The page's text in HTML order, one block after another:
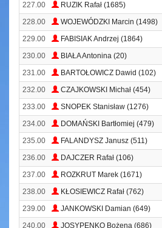
227.00
RUZIK Rafał (1685)
228.00 WOJEWÓDZKI Marcin (1498)
229.00 FABISIAK Andrzej (1864)
230.00 BIAŁA Antonina (20)
231.00 BARTOŁOWICZ Dawid (102)
232.00 CZAJKOWSKI Michał (454)
233.00 SNOPEK Stanisław (1276)
234.00
DOMAŃSKI Bartłomiej (479)
235.00
FALANDYSZ Janusz (511)
236.00
DAJCZER Rafał (106)
237.00
ROZKRUT Marek (1671)
238.00
KŁOSIEWICZ Rafał (762)
239.00
JANKOWSKI Damian (649)
240.00 JOSYPENKO Bożena (686)